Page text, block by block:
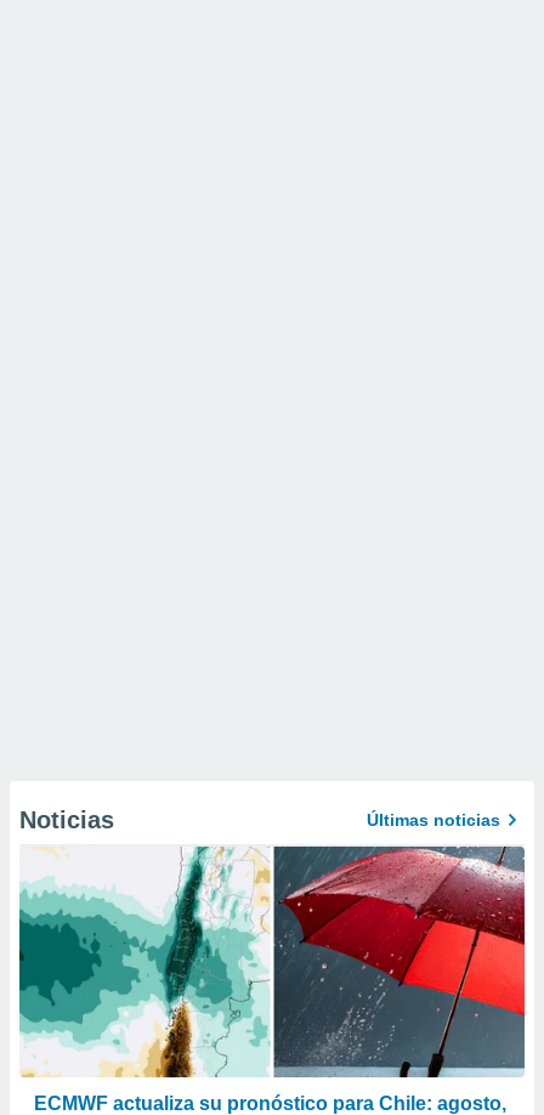
Noticias Últimas noticias
ECMWF actualiza su pronóstico para Chile: agosto,